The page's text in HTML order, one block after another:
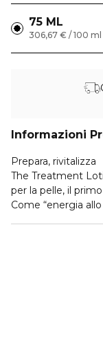
75 ML
306,67 € / 100 ml
Informazioni
Prepara, rivitalizza
The Treatment
per la pelle, il
Come “energia